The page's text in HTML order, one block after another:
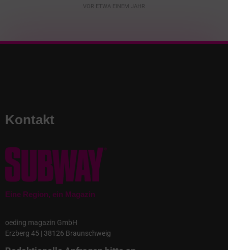
VOR ETWA EINEM JAHR
Kontakt
Eine Region, ein Magazin
oeding magazin GmbH
Erzberg 45 | 38126 Braunschweig